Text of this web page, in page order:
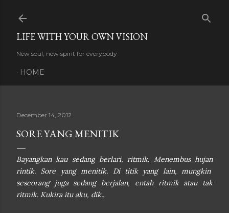
LIFE WITH YOUR OWN VISION
New soul, new spirit for everybody
HOME
December 14, 2012
SORE YANG MENITIK
Bayangkan kau sedang berlari, ritmik. Menembus hujan
rintik. Sore yang menitik. Di titik yang lain, mungkin
seseorang juga sedang berjalan, entah ritmik atau tak
ritmik. Kukira itu aku, dik..